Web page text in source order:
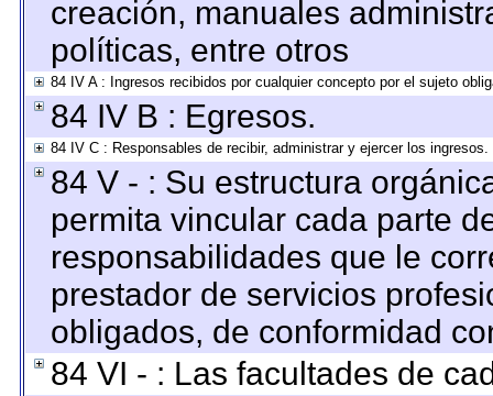
creación, manuales
políticas, entre otros
84 IV A : Ingresos recibidos por cualquier concepto por el sujeto
84 IV B : Egresos.
84 IV C : Responsables de recibir, administrar y ejercer los ingresos.
84 V - : Su estructura
permita vincular cada parte
responsabilidades que le
prestador de servicios
obligados, de conformidad
84 VI - : Las facultades de